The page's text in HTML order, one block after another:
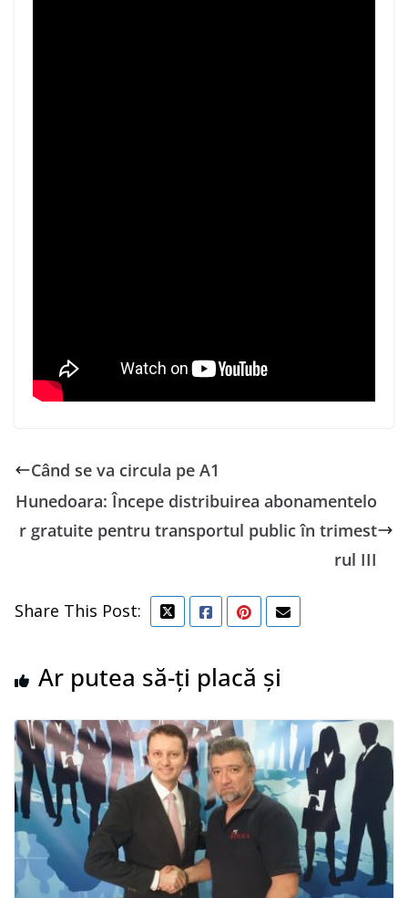
Când se va circula pe A1
Hunedoara: Începe distribuirea abonamentelo
r gratuite pentru transportul public în trimest
rul III
Share This Post:
Ar putea să-ți placă și